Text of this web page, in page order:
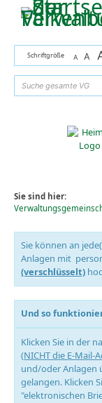
Zum Inhalt,zur
Schriftgröße A A
Sie sind hier:
Sie können an
Anlagen mit
(verschlüsselt)
Und so
Klicken Sie in der
(NICHT die E-Mail-
und/oder Anlagen
gelangen. Klicken
"elektronischen